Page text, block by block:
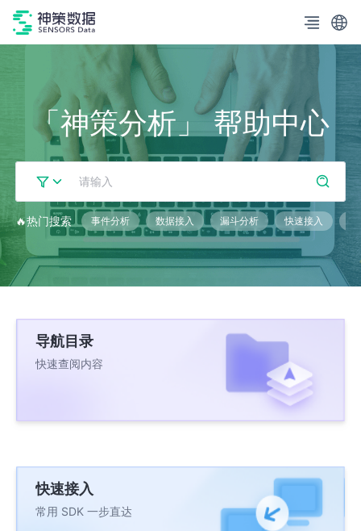
「神策分析」 帮助中心
🔥热门搜索 事件分析 数据接入 漏斗分析 快速接入 技
导航目录
快速查阅内容
快速接入
常用 SDK 一步直达